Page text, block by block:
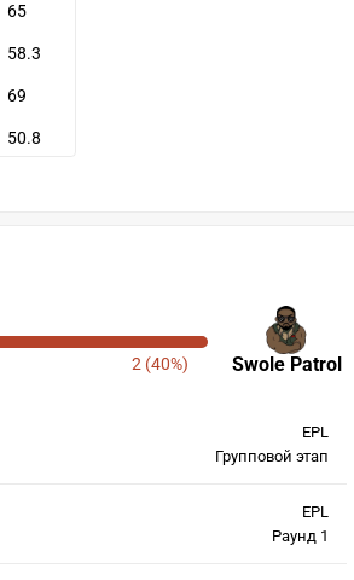
65
58.3
69
50.8
Swole Patrol
2 (40%)
EPL
Групповой этап
EPL
Раунд 1